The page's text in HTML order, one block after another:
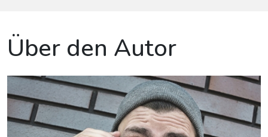
Über den Autor